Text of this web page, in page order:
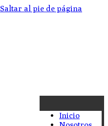
Saltar al pie de página
Inicio